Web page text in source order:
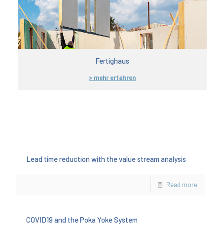
Fertighaus
> mehr erfahren
Lead time reduction with the value stream analysis
Read more
COVID19 and the Poka Yoke System